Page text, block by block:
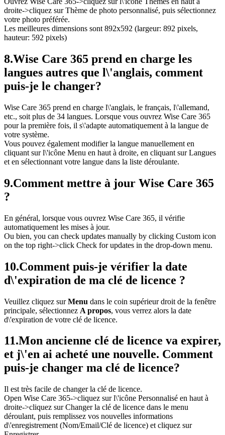
droite->cliquez sur Thème de photo personnalisé, puis sélectionnez
votre photo préférée.
Les meilleures dimensions sont 892x592 (largeur: 892 pixels,
hauteur: 592 pixels)
8.Wise Care 365 prend en charge les
langues autres que l\'anglais, comment
puis-je le changer?
Wise Care 365 prend en charge l\'anglais, le français, l\'allemand,
etc., soit plus de 34 langues. Lorsque vous ouvrez Wise Care 365
pour la première fois, il s\'adapte automatiquement à la langue de
votre système.
Vous pouvez également modifier la langue manuellement en
cliquant sur l\'icône Menu en haut à droite, en cliquant sur Langues
et en sélectionnant votre langue dans la liste déroulante.
9.Comment mettre à jour Wise Care 365
?
En général, lorsque vous ouvrez Wise Care 365, il vérifie
automatiquement les mises à jour.
Ou bien, you can check updates manually by clicking Custom icon
on the top right->click Check for updates in the drop-down menu.
10.Comment puis-je vérifier la date
d\'expiration de ma clé de licence ?
Veuillez cliquez surMenu dans le coin supérieur droit de la fenêtre
principale, sélectionnez A propos, vous verrez alors la date
d\'expiration de votre clé de licence.
11.Mon ancienne clé de licence va expirer,
et j\'en ai acheté une nouvelle. Comment
puis-je changer ma clé de licence?
Il est très facile de changer la clé de licence.
Open Wise Care 365->cliquez sur l\'icône Personnalisé en haut à
droite->cliquez sur Changer la clé de licence dans le menu
déroulant, puis remplissez vos nouvelles informations
d\'enregistrement (Nom/Email/Clé de licence) et cliquez sur